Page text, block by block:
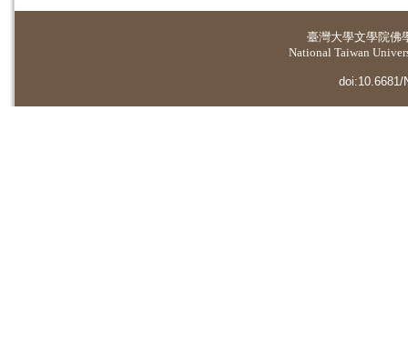
臺灣大學文學院佛
National Taiwan
doi:10.6681/